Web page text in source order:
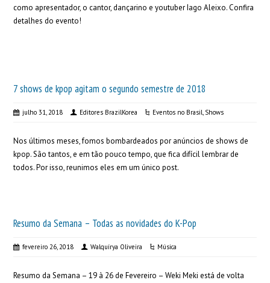
como apresentador, o cantor, dançarino e youtuber Iago Aleixo. Confira
detalhes do evento!
7 shows de kpop agitam o segundo semestre de 2018
julho 31, 2018 Editores BrazilKorea Eventos no Brasil, Shows
Nos últimos meses, fomos bombardeados por anúncios de shows de
kpop. São tantos, e em tão pouco tempo, que fica difícil lembrar de
todos. Por isso, reunimos eles em um único post.
Resumo da Semana – Todas as novidades do K-Pop
fevereiro 26, 2018 Walquírya Oliveira Música
Resumo da Semana – 19 à 26 de Fevereiro – Weki Meki está de volta